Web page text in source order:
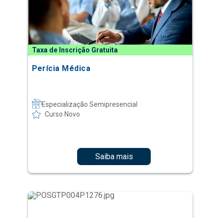
Taxa de Inscrição Gratuita
Perícia Médica
Especialização Semipresencial
Curso Novo
Saiba mais